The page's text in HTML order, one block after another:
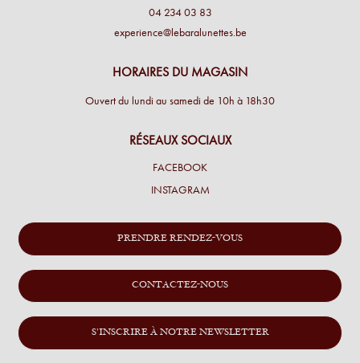
04 234 03 83
experience@lebaralunettes.be
HORAIRES DU MAGASIN
Ouvert du lundi au samedi de 10h à 18h30
RÉSEAUX SOCIAUX
FACEBOOK
INSTAGRAM
PRENDRE RENDEZ-VOUS
CONTACTEZ-NOUS
S'INSCRIRE À NOTRE NEWSLETTER